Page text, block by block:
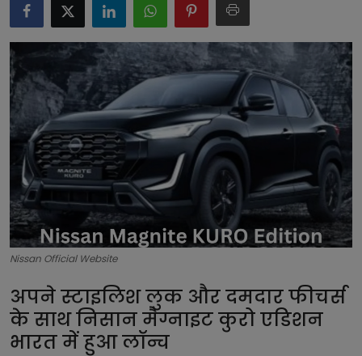
टेक्नोलॉजी
लाइफस्टाइल
बिजनेस
Nissan Official Website
अपने स्टाइलिश लुक और दमदार फीचर्स
के साथ निसान मैग्नाइट कुरो एडिशन
भारत में हुआ लॉन्च